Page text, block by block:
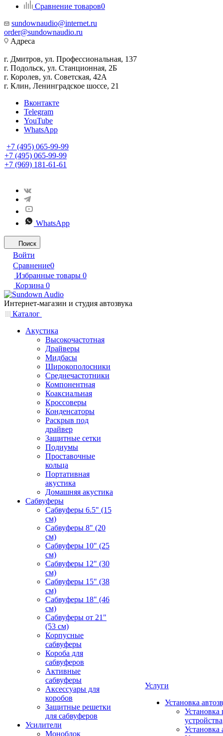
Сравнение товаров0
sundownaudio@internet.ru
order@sundownaudio.ru
Адреса
г. Дмитров, ул. Профессиональная, 137
г. Подольск, ул. Станционная, 2Б
г. Королев, ул. Советская, 42А
г. Клин, Ленинградское шоссе, 21
Вконтакте
Telegram
YouTube
WhatsApp
+7 (495) 065-99-99
+7 (495) 065-99-99
+7 (969) 181-61-61
WhatsApp
Поиск
Войти
Сравнение0
Избранные товары 0
Корзина 0
Интернет-магазин и студия автозвука
Каталог
Акустика
Высокочастотная
Драйверы
Мидбасы
Широкополосники
Среднечастотники
Компонентная
Коаксиальная
Кроссоверы
Конденсаторы
Раскрыв под
драйвер
Защитные сетки
Подиумы
Проставочные
кольца
Портативная
акустика
Домашняя акустика
Сабвуферы
Сабвуферы 6.5" (15
см)
Сабвуферы 8" (20
см)
Сабвуферы 10" (25
см)
Сабвуферы 12" (30
см)
Сабвуферы 15" (38
см)
Сабвуферы 18" (46
см)
Сабвуферы от 21"
(53 см)
Корпусные
сабвуферы
Короба для
сабвуферов
Активные
сабвуферы
Аксессуары для
коробов
Защитные решетки
для сабвуферов
Усилители
Моноблок
Услуги
Установка
Установка
устройства
Установка